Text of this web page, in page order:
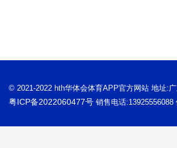
© 2021-2022 hth华体会体育APP官方网站 地址:
粤ICP备2022060477号 销售电话:13925556088